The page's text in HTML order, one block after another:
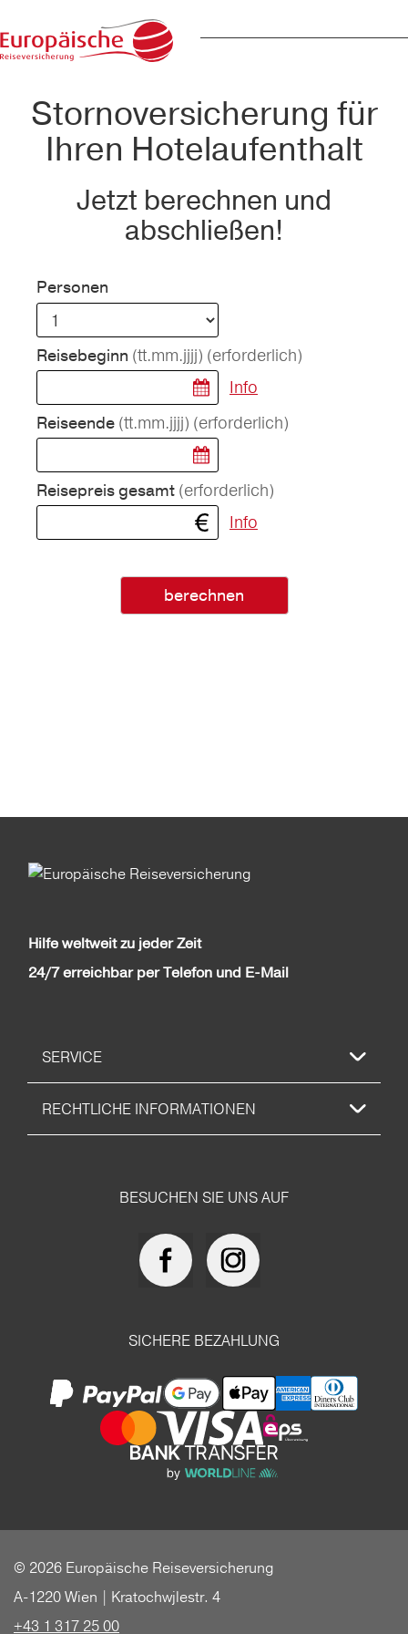
Stornoversicherung für
Ihren Hotelaufenthalt
Jetzt berechnen und
abschließen!
Personen
Reisebeginn (tt.mm.jjjj) (erforderlich)
Info
Reiseende (tt.mm.jjjj) (erforderlich)
Reisepreis gesamt (erforderlich)
Info
berechnen
Hilfe weltweit zu jeder Zeit
24/7 erreichbar per Telefon und E-Mail
SERVICE
RECHTLICHE INFORMATIONEN
BESUCHEN SIE UNS AUF
SICHERE BEZAHLUNG
© 2026 Europäische Reiseversicherung
A-1220 Wien | Kratochwjlestr. 4
+43 1 317 25 00